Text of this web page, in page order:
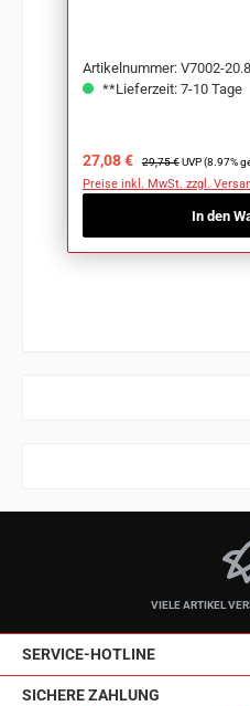
Artikelnummer: V7002-
**Lieferzeit: 7-10 Tage
Verkaufspreis:
27,08 € Regulärer Preis:
29,75 € UVP (8.97%
Preise inkl. MwSt. zzgl.
In den
VIELE ARTIKEL
SERVICE-HOTLINE
SICHERE ZAHLUNG